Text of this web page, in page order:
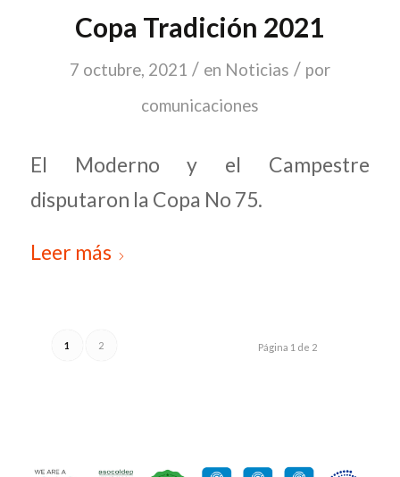
Copa Tradición 2021
7 octubre, 2021 / en Noticias / por
comunicaciones
El Moderno y el Campestre
disputaron la Copa No 75.
Leer más
Página 1 de 2
1 2